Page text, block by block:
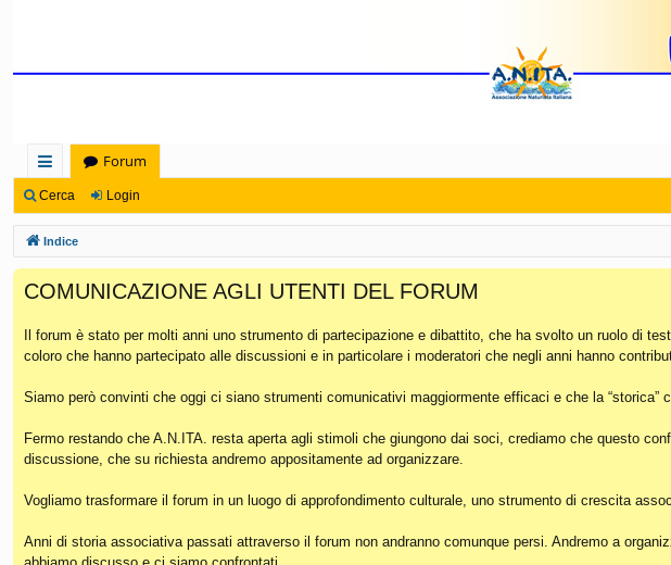
oll
eg
a
m
en
ti
Ra
di
Forum
Cerca Login
Indice
COMUNICAZIONE AGLI UTENTI DEL FORUM
Il forum è stato per molti anni uno strumento di partecipazione e dibattito, che ha svolto un ruolo di
coloro che hanno partecipato alle discussioni e in particolare i moderatori che negli anni hanno
Siamo però convinti che oggi ci siano strumenti comunicativi maggiormente efficaci e che la “storica”
Fermo restando che A.N.ITA. resta aperta agli stimoli che giungono dai soci, crediamo che questo
discussione, che su richiesta andremo appositamente ad organizzare.
Vogliamo trasformare il forum in un luogo di approfondimento culturale, uno strumento di crescita
Anni di storia associativa passati attraverso il forum non andranno comunque persi. Andremo a